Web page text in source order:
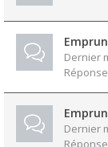
Dernier
Dernier